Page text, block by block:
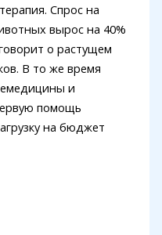
Спрос на
вырос на 40%
о растущем
В то же время
и
помощь
на бюджет